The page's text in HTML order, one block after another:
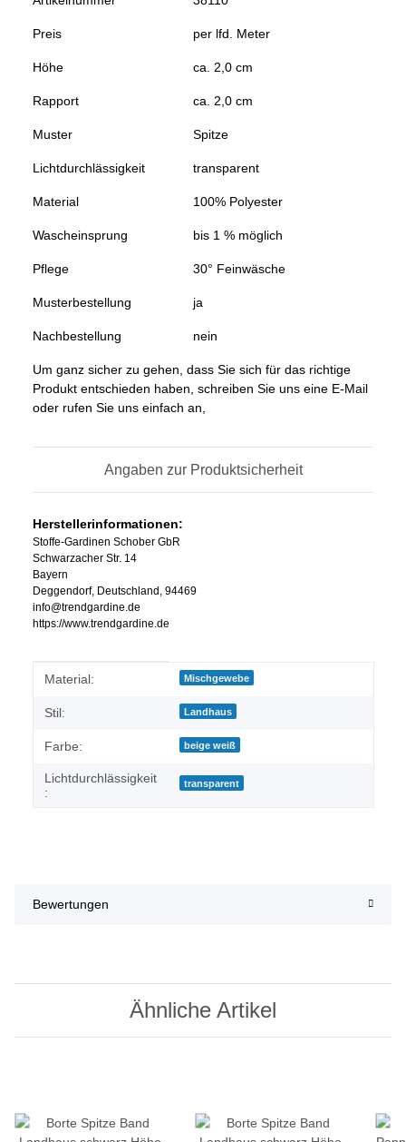
Preis per lfd. Meter
Höhe ca. 2,0 cm
Rapport ca. 2,0 cm
Muster Spitze
Lichtdurchlässigkeit transparent
Material 100% Polyester
Wascheinsprung bis 1 % möglich
Pflege 30° Feinwäsche
Musterbestellung ja
Nachbestellung nein
Um ganz sicher zu gehen, dass Sie sich für das richtige
Produkt entschieden haben, schreiben Sie uns eine E-Mail
oder rufen Sie uns einfach an,
Angaben zur Produktsicherheit
Herstellerinformationen:
Stoffe-Gardinen Schober GbR
Schwarzacher Str. 14
Bayern
Deggendorf, Deutschland, 94469
info@trendgardine.de
https://www.trendgardine.de
Produkteigenschaft
Wert
Material: Mischgewebe
Stil: Landhaus
Farbe: beige weiß
Lichtdurchlässigkeit
:
transparent
Bewertungen
Ähnliche Artikel